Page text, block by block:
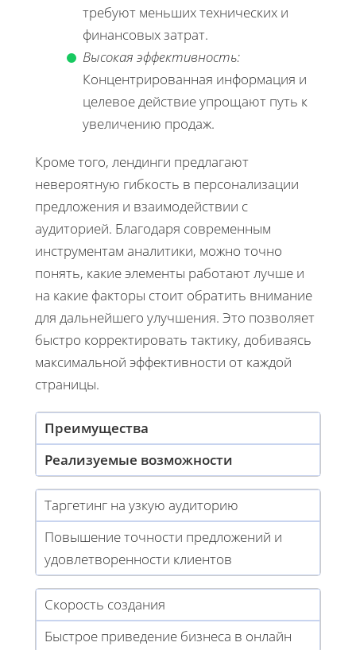
требуют меньших технических и
финансовых затрат.
Высокая эффективность:
Концентрированная информация и
целевое действие упрощают путь к
увеличению продаж.
Кроме того, лендинги предлагают
невероятную гибкость в персонализации
предложения и взаимодействии с
аудиторией. Благодаря современным
инструментам аналитики, можно точно
понять, какие элементы работают лучше и
на какие факторы стоит обратить внимание
для дальнейшего улучшения. Это позволяет
быстро корректировать тактику, добиваясь
максимальной эффективности от каждой
страницы.
Преимущества
Реализуемые возможности
Таргетинг на узкую аудиторию
Повышение точности предложений и
удовлетворенности клиентов
Скорость создания
Быстрое приведение бизнеса в онлайн